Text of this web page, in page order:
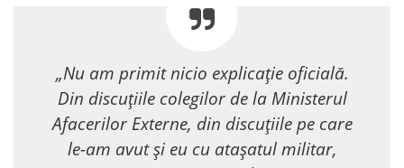
„Nu am primit nicio explicație oficială.
Din discuțiile colegilor de la Ministerul
Afacerilor Externe, din discuțiile pe care
le-am avut și eu cu atașatul militar,